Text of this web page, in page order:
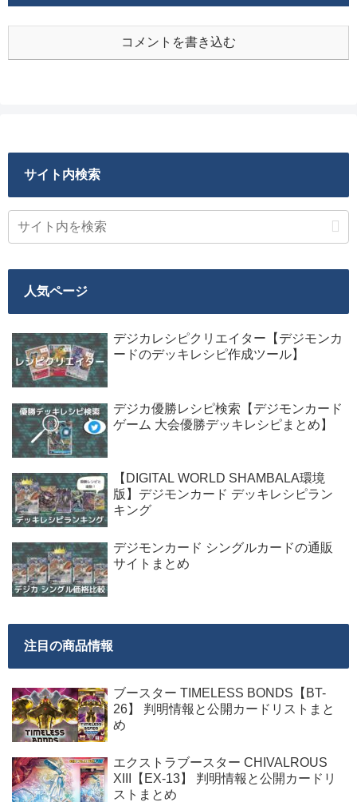
コメントを書き込む
サイト内検索
人気ページ
デジカレシピクリエイター【デジモンカ
ードのデッキレシピ作成ツール】
デジカ優勝レシピ検索【デジモンカード
ゲーム 大会優勝デッキレシピまとめ】
【DIGITAL WORLD SHAMBALA環境
版】デジモンカード デッキレシピラン
キング
デジモンカード シングルカードの通販
サイトまとめ
注目の商品情報
ブースター TIMELESS BONDS【BT-
26】 判明情報と公開カードリストまと
め
エクストラブースター CHIVALROUS
XIII【EX-13】 判明情報と公開カードリ
ストまとめ